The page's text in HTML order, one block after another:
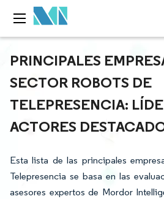
PRINCIPALES
SECTOR ROBOTS DE
TELEPRESENCIA:
ACTORES
Esta lista de las principales
Telepresencia se basa en las
asesores expertos de Mordor